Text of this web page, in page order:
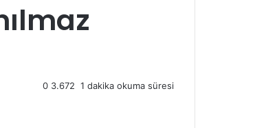
0 3.672 1 dakika okuma süresi